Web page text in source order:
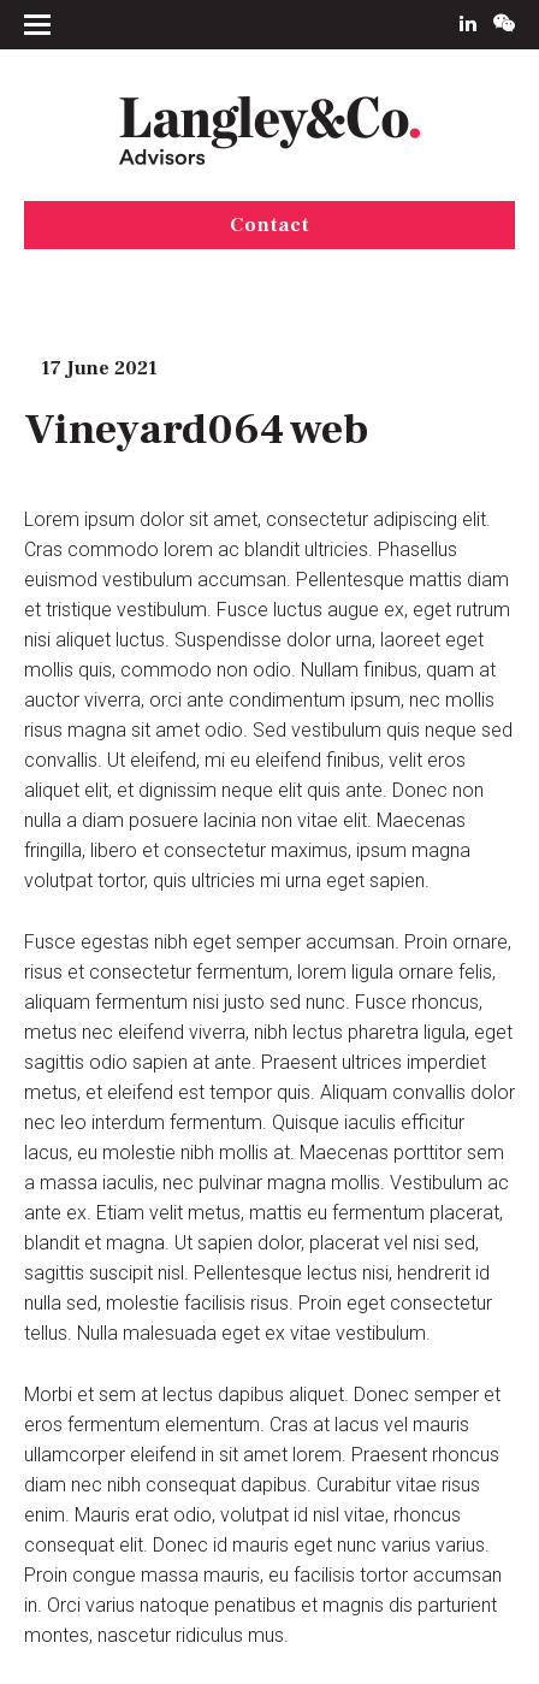
Contact
17 June 2021
Vineyard064 web
Lorem ipsum dolor sit amet, consectetur adipiscing elit.
Cras commodo lorem ac blandit ultricies. Phasellus
euismod vestibulum accumsan. Pellentesque mattis diam
et tristique vestibulum. Fusce luctus augue ex, eget rutrum
nisi aliquet luctus. Suspendisse dolor urna, laoreet eget
mollis quis, commodo non odio. Nullam finibus, quam at
auctor viverra, orci ante condimentum ipsum, nec mollis
risus magna sit amet odio. Sed vestibulum quis neque sed
convallis. Ut eleifend, mi eu eleifend finibus, velit eros
aliquet elit, et dignissim neque elit quis ante. Donec non
nulla a diam posuere lacinia non vitae elit. Maecenas
fringilla, libero et consectetur maximus, ipsum magna
volutpat tortor, quis ultricies mi urna eget sapien.
Fusce egestas nibh eget semper accumsan. Proin ornare,
risus et consectetur fermentum, lorem ligula ornare felis,
aliquam fermentum nisi justo sed nunc. Fusce rhoncus,
metus nec eleifend viverra, nibh lectus pharetra ligula, eget
sagittis odio sapien at ante. Praesent ultrices imperdiet
metus, et eleifend est tempor quis. Aliquam convallis dolor
nec leo interdum fermentum. Quisque iaculis efficitur
lacus, eu molestie nibh mollis at. Maecenas porttitor sem
a massa iaculis, nec pulvinar magna mollis. Vestibulum ac
ante ex. Etiam velit metus, mattis eu fermentum placerat,
blandit et magna. Ut sapien dolor, placerat vel nisi sed,
sagittis suscipit nisl. Pellentesque lectus nisi, hendrerit id
nulla sed, molestie facilisis risus. Proin eget consectetur
tellus. Nulla malesuada eget ex vitae vestibulum.
Morbi et sem at lectus dapibus aliquet. Donec semper et
eros fermentum elementum. Cras at lacus vel mauris
ullamcorper eleifend in sit amet lorem. Praesent rhoncus
diam nec nibh consequat dapibus. Curabitur vitae risus
enim. Mauris erat odio, volutpat id nisl vitae, rhoncus
consequat elit. Donec id mauris eget nunc varius varius.
Proin congue massa mauris, eu facilisis tortor accumsan
in. Orci varius natoque penatibus et magnis dis parturient
montes, nascetur ridiculus mus.